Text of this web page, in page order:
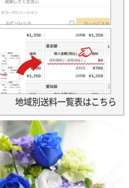
地域別送料一覧表はこちら